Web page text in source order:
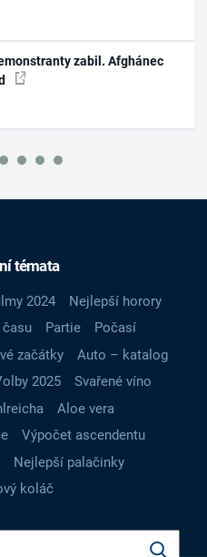
zabil. Afghánec
témata
2024
Nejlepší horory
Partie
Počasí
začátky
Auto – katalog
2025
Svařené víno
Aloe vera
Výpočet ascendentu
Nejlepší palačinky
koláč